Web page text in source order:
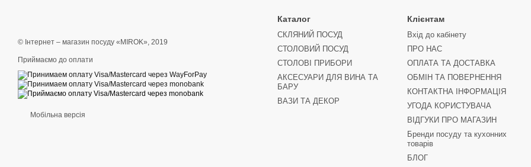
© Інтернет – магазин посуду «MIROK», 2019
Приймаємо до оплати
Мобільна версія
Каталог
СКЛЯНИЙ ПОСУД
СТОЛОВИЙ ПОСУД
СТОЛОВІ ПРИБОРИ
АКСЕСУАРИ ДЛЯ ВИНА ТА
БАРУ
ВАЗИ ТА ДЕКОР
Клієнтам
Вхід до кабінету
ПРО НАС
ОПЛАТА ТА ДОСТАВКА
ОБМІН ТА ПОВЕРНЕННЯ
КОНТАКТНА ІНФОРМАЦІЯ
УГОДА КОРИСТУВАЧА
ВІДГУКИ ПРО МАГАЗИН
Бренди посуду та кухонних
товарів
БЛОГ